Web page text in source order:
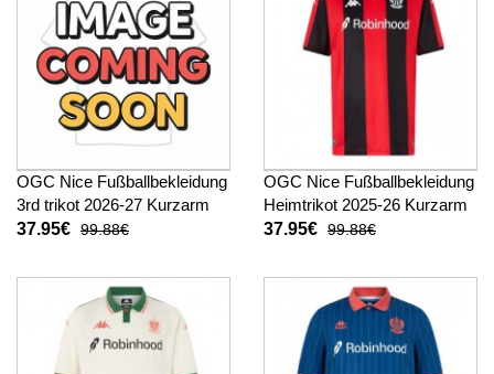
OGC Nice Fußballbekleidung
3rd trikot 2026-27 Kurzarm
37.95€ 99.88€
OGC Nice Fußballbekleidung
Heimtrikot 2025-26 Kurzarm
37.95€ 99.88€